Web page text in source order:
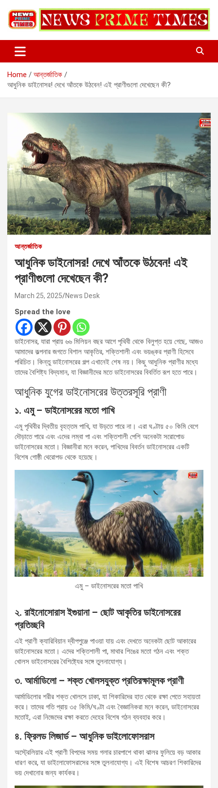
content
Home
আন্তর্জাতিক
আধুনিক ডাইনোসর! দেখে আঁতকে উঠবেন! এই প্রাণীগুলো দেখেছেন কী?
আন্তর্জাতিক
আধুনিক ডাইনোসর! দেখে আঁতকে উঠবেন! এই
প্রাণীগুলো দেখেছেন কী?
March 25, 2025 News Desk
Spread the love
ডাইনোসর, যারা প্রায় ৬৬ মিলিয়ন বছর আগে পৃথিবী থেকে বিলুপ্ত হয়ে গেছে, আজও
আমাদের কল্পনার জগতে বিশাল আকৃতির, শক্তিশালী এবং ভয়ঙ্কর প্রাণী হিসেবে
পরিচিত। কিন্তু ডাইনোসরের গল্প এখানেই শেষ নয়। কিছু আধুনিক প্রাণীর মধ্যে
তাদের বৈশিষ্ট্য বিদ্যমান, যা বিজ্ঞানীদের মতে ডাইনোসরের বিবর্তিত রূপ হতে পারে।
আধুনিক যুগের ডাইনোসরের উত্তরসূরি প্রাণী
১. এমু – ডাইনোসরের মতো পাখি
এমু পৃথিবীর দ্বিতীয় বৃহত্তম পাখি, যা উড়তে পারে না। এরা ঘণ্টায় ৫০ কিমি বেগে
দৌড়াতে পারে এবং এদের লম্বা পা এবং শক্তিশালী পেশি অনেকটা সরোপোড
ডাইনোসরের মতো। বিজ্ঞানীরা মনে করেন, পাখিদের বিবর্তন ডাইনোসরের একটি
বিশেষ গোষ্ঠী থেরোপড থেকে হয়েছে।
এমু – ডাইনোসরের মতো পাখি
২. রাইনোসোরাস ইগুয়ানা – ছোট আকৃতির ডাইনোসরের
প্রতিচ্ছবি
এই প্রাণী ক্যারিবিয়ান দ্বীপপুঞ্জে পাওয়া যায় এবং দেখতে অনেকটা ছোট আকারের
ডাইনোসরের মতো। এদের শক্তিশালী পা, মাথার শিঙের মতো গঠন এবং শক্ত
খোলস ডাইনোসরের বৈশিষ্ট্যের সঙ্গে তুলনাযোগ্য।
৩. আর্মাডিলো – শক্ত খোলসযুক্ত প্রতিরক্ষামূলক প্রাণী
আর্মাডিলোর শরীর শক্ত খোলসে ঢাকা, যা শিকারিদের হাত থেকে রক্ষা পেতে সহায়তা
করে। তাদের গতি প্রায় ৩৫ কিমি/ঘণ্টা এবং বৈজ্ঞানিকরা মনে করেন, ডাইনোসরের
মতোই, এরা নিজেদের রক্ষা করতে দেহের বিশেষ গঠন ব্যবহার করে।
৪. ফ্রিলড লিজার্ড – আধুনিক ডাইলোফোসরাস
অস্ট্রেলিয়ার এই প্রাণী বিপদের সময় গলার চারপাশে থাকা ঝালর ফুলিয়ে বড় আকার
ধারণ করে, যা ডাইলোফোসরাসের সঙ্গে তুলনাযোগ্য। এই বিশেষ আচরণ শিকারিদের
ভয় দেখানোর জন্য কার্যকর।